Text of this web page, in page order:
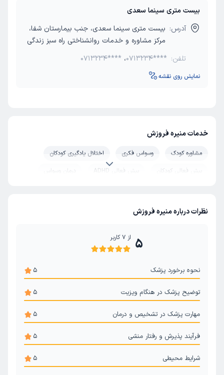
بیست متری سینما سعدی
آدرس: بیست متری سینما سعدی، جنب بیمارستان شفا،
مرکز مشاوره و خدمات روانشناختی راه سبز زندگی
تلفن:
0713234**** ،0713234****
نمایش روی نقشه
خدمات منیره فروزش
مشاوره کودک وسواس فکری
اختلال یادگیری کودکان
بیش فعالی کودکان
بیش فعالی ADHD
درمان وسواس
مشاوره مدیریت خشم
نظرات درباره منیره فروزش
5 از 7کاربر
نحوه برخورد پزشک 5
توضیح پزشک در هنگام ویزیت 5
مهارت پزشک در تشخیص و درمان 5
فرآیند پذیرش و رفتار منشی 5
شرایط محیطی 5